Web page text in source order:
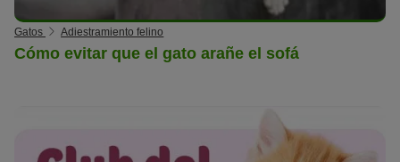
Gatos Adiestramiento felino
Cómo evitar que el gato arañe el sofá